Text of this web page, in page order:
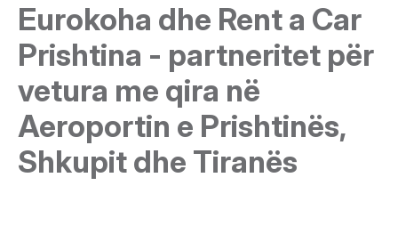
Eurokoha dhe Rent a Car
Prishtina - partneritet për
vetura me qira në
Aeroportin e Prishtinës,
Shkupit dhe Tiranës